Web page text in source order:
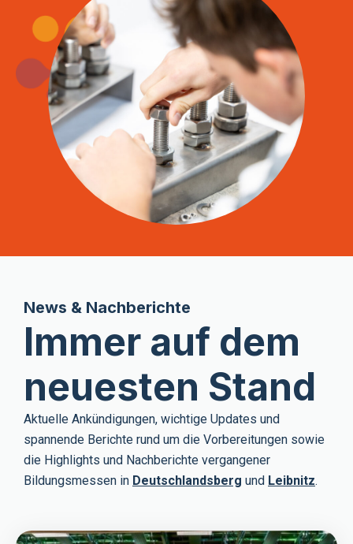
News & Nachberichte
Immer auf dem
neuesten Stand
Aktuelle Ankündigungen, wichtige Updates und
spannende Berichte rund um die Vorbereitungen sowie
die Highlights und Nachberichte vergangener
Bildungsmessen in Deutschlandsberg und Leibnitz.